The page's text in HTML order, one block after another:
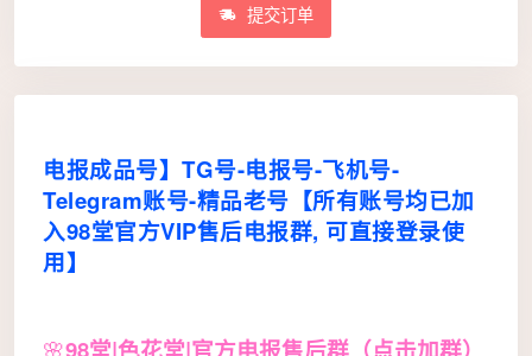
提交订单
电报成品号】TG号-电报号-飞机号-
Telegram账号-精品老号【所有账号均已加
入98堂官方VIP售后电报群, 可直接登录使
用】
🌸